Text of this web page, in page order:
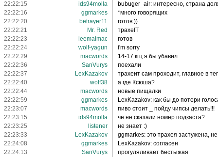
22:22:15
ids94molla
bubuger_air: интересно, страна
22:22:16
ggmarkes
*много говорящих
22:22:20
betrayer11
готов ))
22:22:21
Mr. Red
трахеIT
22:22:23
leemalmac
готов
22:22:24
wolf-yagun
i'm sorry
22:22:29
macwords
14-17 кгц я бы убавил
22:22:36
SanVurys
поехали
22:22:37
LexKazakov
трахеит сам проходит, главное в
22:22:40
wolf38
а где Ксюша?
22:22:44
macwords
новые пищалки
22:22:59
ggmarkes
LexKazakov: как бы до потери
22:23:07
macwords
пиво стоит _ пойду чипсы делать!!!
22:23:15
ids94molla
че не сказали номер подкаста?
22:23:25
listener
не знает :)
22:23:33
LexKazakov
ggmarkes: это трахея застужена,
22:24:08
ggmarkes
LexKazakov: согласен
22:24:13
SanVurys
прогуляливает бестыжая